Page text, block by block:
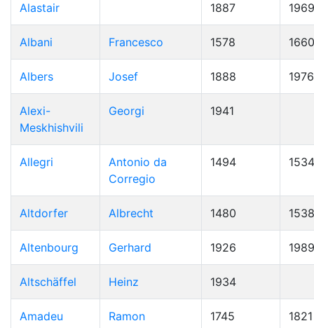
Alastair 1887 1969
Albani Francesco 1578 1660
Albers Josef 1888 1976
Alexi-
Meskhishvili
Georgi 1941
Allegri
Antonio da
Corregio
1494 1534
Altdorfer Albrecht 1480 1538
Altenbourg Gerhard 1926 1989
Altschäffel Heinz 1934
Amadeu Ramon 1745 1821